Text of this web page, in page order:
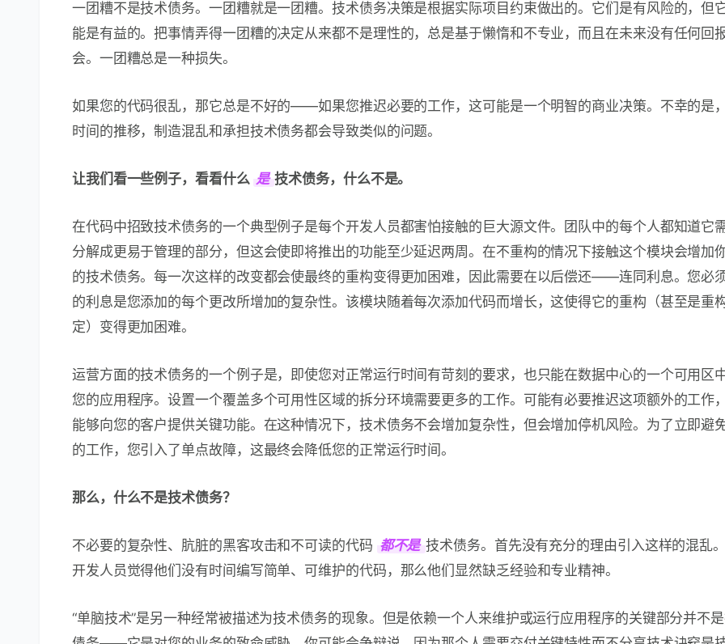
一团糟不是技术债务。一团糟就是一团糟。技术债务决策是根据实际项目约束做出的。它们是有风险的，但
能是有益的。把事情弄得一团糟的决定从来都不是理性的，总是基于懒惰和不专业，而且在未来没有任何回
会。一团糟总是一种损失。
如果您的代码很乱，那它总是不好的——如果您推迟必要的工作，这可能是一个明智的商业决策。不幸的是
时间的推移，制造混乱和承担技术债务都会导致类似的问题。
让我们看一些例子，看看什么 是 技术债务，什么不是。
在代码中招致技术债务的一个典型例子是每个开发人员都害怕接触的巨大源文件。团队中的每个人都知道它
分解成更易于管理的部分，但这会使即将推出的功能至少延迟两周。在不重构的情况下接触这个模块会增加
的技术债务。每一次这样的改变都会使最终的重构变得更加困难，因此需要在以后偿还——连同利息。您必
的利息是您添加的每个更改所增加的复杂性。该模块随着每次添加代码而增长，这使得它的重构（甚至是重
定）变得更加困难。
运营方面的技术债务的一个例子是，即使您对正常运行时间有苛刻的要求，也只能在数据中心的一个可用区
您的应用程序。设置一个覆盖多个可用性区域的拆分环境需要更多的工作。可能有必要推迟这项额外的工作
能够向您的客户提供关键功能。在这种情况下，技术债务不会增加复杂性，但会增加停机风险。为了立即避
的工作，您引入了单点故障，这最终会降低您的正常运行时间。
那么，什么不是技术债务？
不必要的复杂性、肮脏的黑客攻击和不可读的代码 都不是 技术债务。首先没有充分的理由引入这样的混乱
开发人员觉得他们没有时间编写简单、可维护的代码，那么他们显然缺乏经验和专业精神。
“单脑技术”是另一种经常被描述为技术债务的现象。但是依赖一个人来维护或运行应用程序的关键部分并不